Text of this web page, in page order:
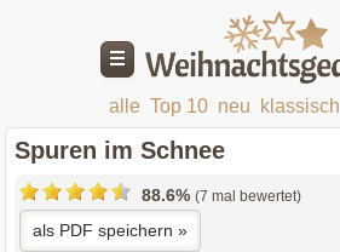
alle Top 10 neu klassisch
Spuren im Schnee
88.6% (7 mal bewertet)
als PDF speichern »